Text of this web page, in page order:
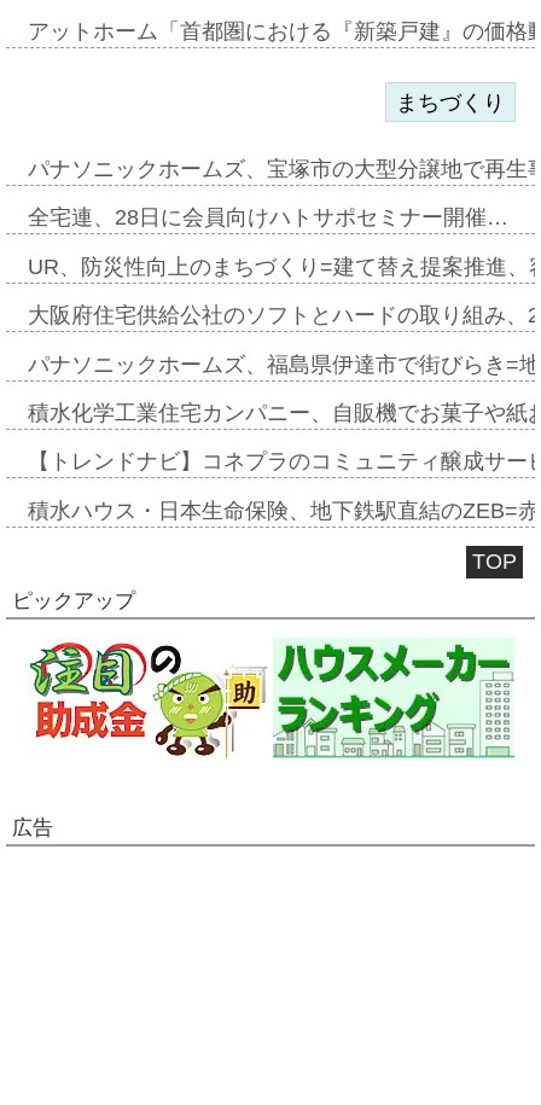
アットホーム「首都圏における『新築戸建』の価
まちづくり
パナソニックホームズ、宝塚市の大型分譲地で再
全宅連、28日に会員向けハトサポセミナー開催…
UR、防災性向上のまちづくり=建て替え提案推進
大阪府住宅供給公社のソフトとハードの取り組み
パナソニックホームズ、福島県伊達市で街びらき=
積水化学工業住宅カンパニー、自販機でお菓子や
【トレンドナビ】コネプラのコミュニティ醸成サ
積水ハウス・日本生命保険、地下鉄駅直結のZEB=
TOP
ピックアップ
広告